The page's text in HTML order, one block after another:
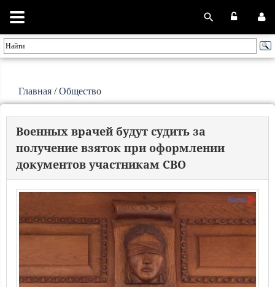
Главная /Общество
Военных врачей будут судить за
получение взяток при оформлении
документов участникам СВО